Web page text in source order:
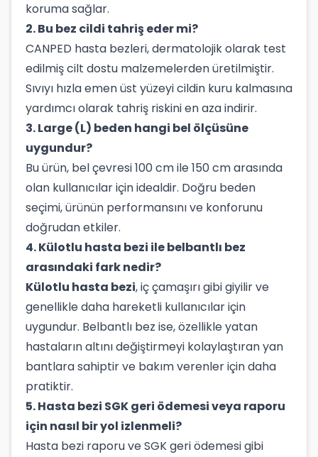
koruma sağlar.
2. Bu bez cildi tahriş eder mi?
CANPED hasta bezleri, dermatolojik olarak test
edilmiş cilt dostu malzemelerden üretilmiştir.
Sıvıyı hızla emen üst yüzeyi cildin kuru kalmasına
yardımcı olarak tahriş riskini en aza indirir.
3. Large (L) beden hangi bel ölçüsüne
uygundur?
Bu ürün, bel çevresi 100 cm ile 150 cm arasında
olan kullanıcılar için idealdir. Doğru beden
seçimi, ürünün performansını ve konforunu
doğrudan etkiler.
4. Külotlu hasta bezi ile belbantlı bez
arasındaki fark nedir?
Külotlu hasta bezi, iç çamaşırı gibi giyilir ve
genellikle daha hareketli kullanıcılar için
uygundur. Belbantlı bez ise, özellikle yatan
hastaların altını değiştirmeyi kolaylaştıran yan
bantlara sahiptir ve bakım verenler için daha
pratiktir.
5. Hasta bezi SGK geri ödemesi veya raporu
için nasıl bir yol izlenmeli?
Hasta bezi raporu ve SGK geri ödemesi gibi